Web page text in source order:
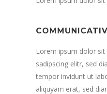
Lorem ipsum dolor
sadipscing elitr, sed
tempor invidunt ut
aliquyam erat, sed